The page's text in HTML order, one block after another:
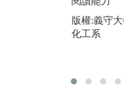
版權:義守
化工系